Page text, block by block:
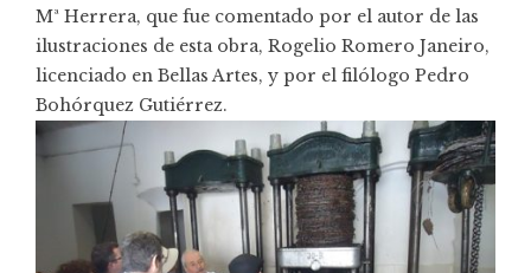
Mª Herrera, que fue comentado por el autor de las
ilustraciones de esta obra, Rogelio Romero Janeiro,
licenciado en Bellas Artes, y por el filólogo Pedro
Bohórquez Gutiérrez.